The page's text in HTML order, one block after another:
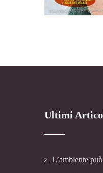
Ultimi
L’ambiente